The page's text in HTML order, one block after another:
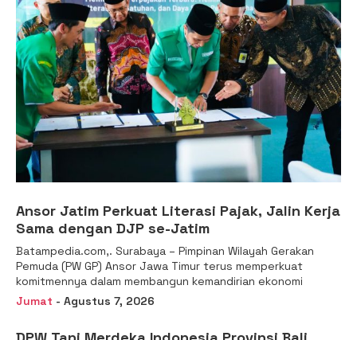
Ansor Jatim Perkuat Literasi Pajak, Jalin Kerja
Sama dengan DJP se-Jatim
Batampedia.com,. Surabaya – Pimpinan Wilayah Gerakan
Pemuda (PW GP) Ansor Jawa Timur terus memperkuat
komitmennya dalam membangun kemandirian ekonomi
Jumat - Agustus 7, 2026